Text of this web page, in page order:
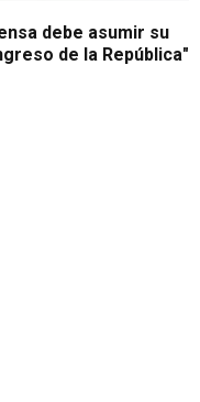
debe asumir su
de la República"